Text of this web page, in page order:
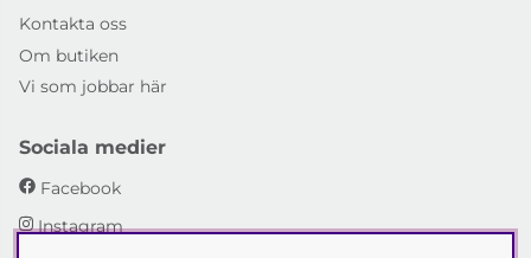
Kontakta oss
Om butiken
Vi som jobbar här
Sociala medier
Facebook
Instagram